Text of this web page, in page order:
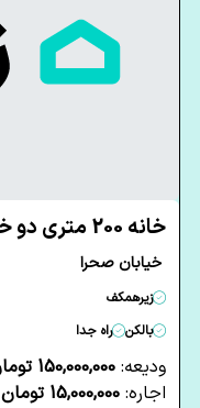
خانه 200 متری دو خوابه در خیابان صحرا یزد
خیابان صحرا
زیرهمکف
بالکن
راه جدا
ودیعه: 150,000,000 تومان
اجاره: 15,000,000 تومان